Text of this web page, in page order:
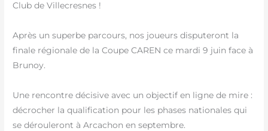
Club de Villecresnes !
Après un superbe parcours, nos joueurs disputeront la
finale régionale de la Coupe CAREN ce mardi 9 juin face à
Brunoy.
Une rencontre décisive avec un objectif en ligne de mire :
décrocher la qualification pour les phases nationales qui
se dérouleront à Arcachon en septembre.